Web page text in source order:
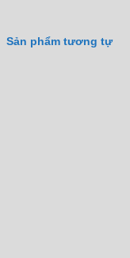
Sản phẩm tương tự